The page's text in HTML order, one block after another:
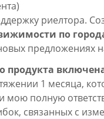
риелтора.
по
предложениях
продукта
1 месяца,
мою полную
связанных с